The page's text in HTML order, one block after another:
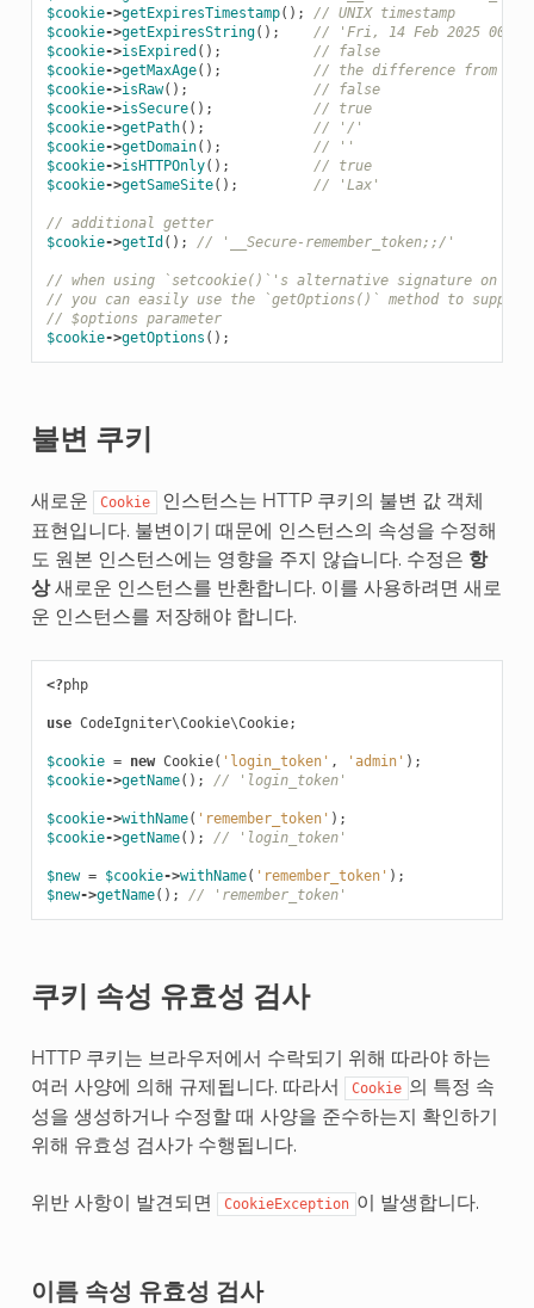
$cookie->getExpiresTimestamp();
// UNIX timestamp
$cookie->getExpiresString();
// 'Fri, 14 Feb 2025
$cookie->isExpired ();
// false
$cookie->getMaxAge();
// the difference from
$cookie->isRaw();
// false
$cookie->isSecure();
// true
$cookie->getPath();
// '/'
$cookie->getDomain();
// ''
$cookie->isHTTPOnly();
// true
$cookie->getSameSite(); // 'Lax'
// additional getter
$cookie->getId (); // '__Secure-remember_token;;/'
// when using `setcookie()`'s alternative signature on PHP
// you can easily use the `getOptions()` method to supply
// $options parameter
$cookie->getOptions ();
불변 쿠키
새로운 Cookie
인스턴스는 HTTP 쿠키의 불변 값 객체
표현입니다. 불변이기 때문에 인스턴스의 속성을 수정해
도 원본 인스턴스에는 영향을 주지 않습니다. 수정은 항
상새로운 인스턴스를 반환합니다. 이를 사용하려면 새로
운 인스턴스를 저장해야 합니다.
<?php
use CodeIgniter\Cookie\Cookie;
$cookie = new Cookie( 'login_token' , 'admin' );
$cookie->getName(); // 'login_token'
$cookie->withName( 'remember_token' );
$cookie->getName(); // 'login_token'
$new = $cookie->withName( 'remember_token' );
$new->getName(); // 'remember_token'
쿠키 속성 유효성 검사
HTTP 쿠키는 브라우저에서 수락되기 위해 따라야 하는
여러 사양에 의해 규제됩니다. 따라서
Cookie 의 특정 속
성을 생성하거나 수정할 때 사양을 준수하는지 확인하기
위해 유효성 검사가 수행됩니다.
위반 사항이 발견되면 CookieException 이 발생합니다.
이름 속성 유효성 검사